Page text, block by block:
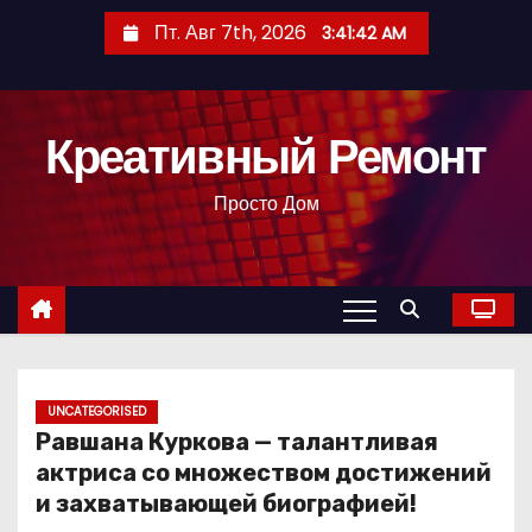
с
Пт. Авг 7th, 2026 3:41:43 AM
Креативный Ремонт
Просто Дом
UNCATEGORISED
Равшана Куркова — талантливая
актриса со множеством достижений
и захватывающей биографией!